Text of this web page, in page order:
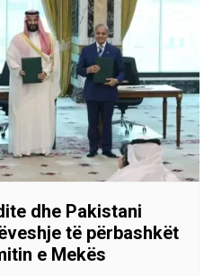
dhe Pakistani
të përbashkët
e Mekës